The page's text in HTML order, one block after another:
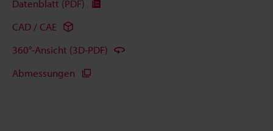
Datenblatt (PDF)
CAD / CAE
360°-Ansicht (3D-PDF)
Abmessungen